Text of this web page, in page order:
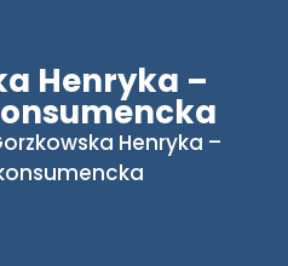
Henryka –
Henryka –